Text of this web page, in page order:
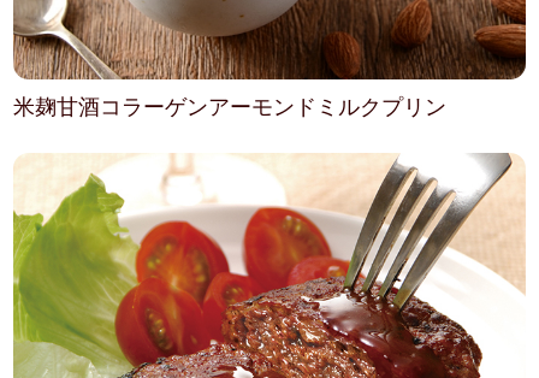
米麹甘酒コラーゲンアーモンドミルクプリン